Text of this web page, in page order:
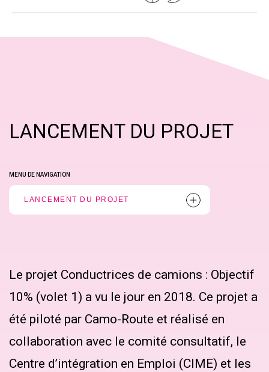
LANCEMENT DU PROJET
MENU DE NAVIGATION
LANCEMENT DU PROJET
Le projet Conductrices de camions : Objectif
10% (volet 1) a vu le jour en 2018. Ce projet a
été piloté par Camo-Route et réalisé en
collaboration avec le comité consultatif, le
Centre d’intégration en Emploi (CIME) et les